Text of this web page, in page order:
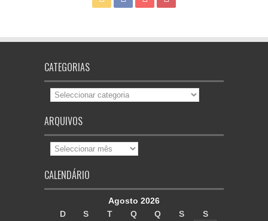
CATEGORIAS
Categorias
ARQUIVOS
Arquivos
CALENDÁRIO
Agosto 2026
D
S T Q Q S S